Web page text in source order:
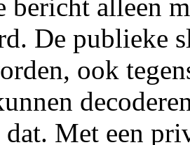
bericht alleen
De publieke
ook
Met een